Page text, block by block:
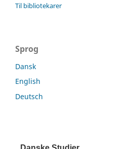
Til bibliotekarer
Sprog
Dansk
English
Deutsch